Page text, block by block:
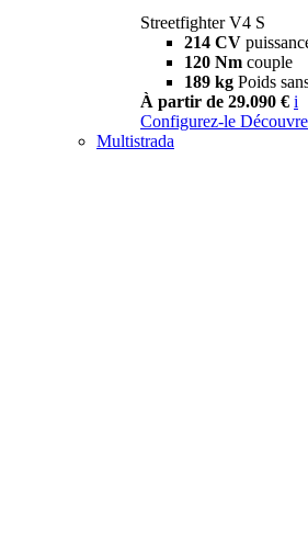
Streetfighter V4 S
214 CV
120 Nm couple
189 kg Poids
À partir de 29.090 € i
Configurez-le
Multistrada